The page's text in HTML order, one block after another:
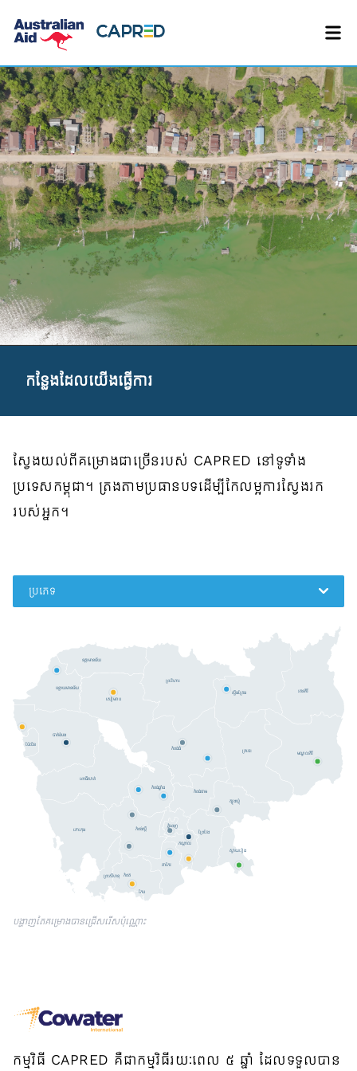
កន្លែងដែលយើងធ្វើការ
ស្វែងយល់ពីគម្រោងជាច្រើនរបស់ CAPRED នៅទូទាំង
ប្រទេសកម្ពុជា។ ត្រងតាមប្រធានបទដើម្បីកែលម្អការស្វែងរក
របស់អ្នក។
ប្រភេទ
កែប
ព្រះសីហនុ
បន្ទាយមានជ័យ
បាត់ដំបង
កំពង់ចាម
កំពង់ឆ្នាំង
កំពង់ស្ពឺ
កំពង់ធំ
កំពត
កោះកុង
ក្រចេះ មណ្ឌលគិរី
ឧត្តរមានជ័យ
ប៉ៃលិន
ភ្នំពេញ
ព្រះវិហារ
ព្រៃវែង
ពោធិ៍សាត់
រតនគិរី
សៀមរាប
ស្ទឹងត្រែង
ស្វាយរៀង
តាកែវ
ត្បូងឃ្មុំ
កណ្តាល
បង្ហាញតែគម្រោងបានជ្រើសរើសប៉ុណ្ណោះ
កម្មវិធី CAPRED គឺជាកម្មវិធីរយៈពេល ៥ ឆ្នាំ ដែលទទួលបាន